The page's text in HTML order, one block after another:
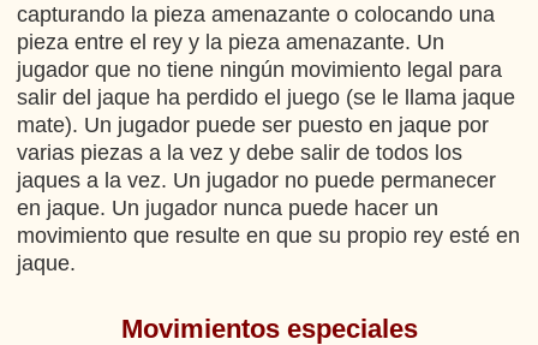
capturando la pieza amenazante o colocando una
pieza entre el rey y la pieza amenazante. Un
jugador que no tiene ningún movimiento legal para
salir del jaque ha perdido el juego (se le llama jaque
mate). Un jugador puede ser puesto en jaque por
varias piezas a la vez y debe salir de todos los
jaques a la vez. Un jugador no puede permanecer
en jaque. Un jugador nunca puede hacer un
movimiento que resulte en que su propio rey esté en
jaque.
Movimientos especiales